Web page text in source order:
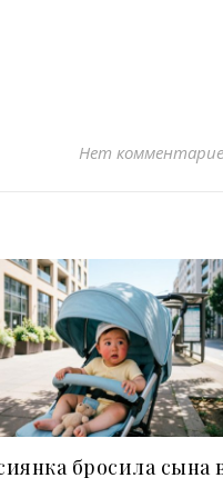
Нет
бросила сына